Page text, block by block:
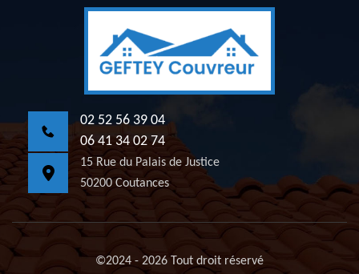
02 52 56 39 04
06 41 34 02 74
15 Rue du Palais de Justice
50200 Coutances
©2024 - 2026 Tout droit réservé